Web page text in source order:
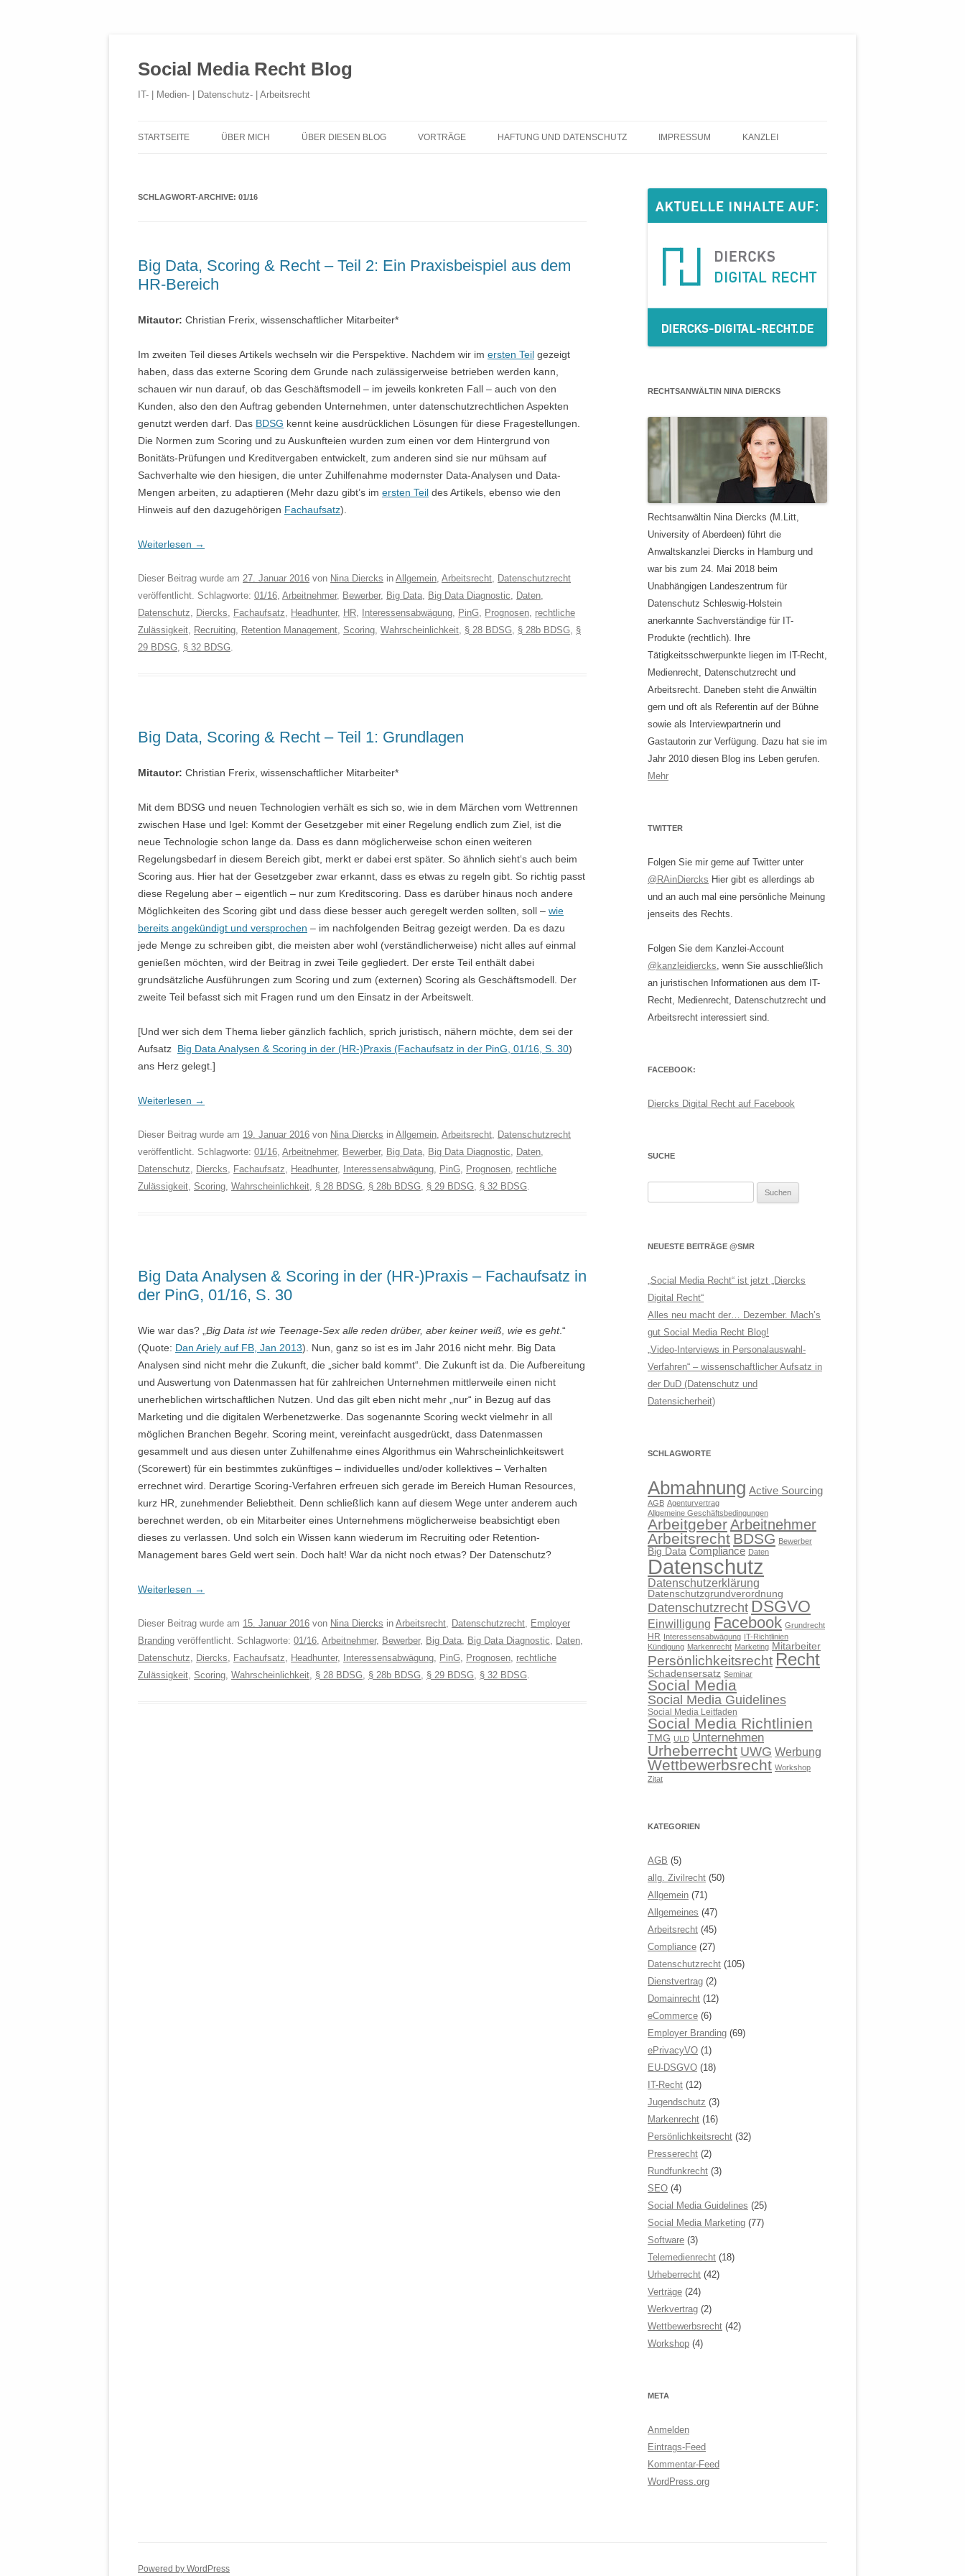
Social Media Recht Blog
IT- | Medien- | Datenschutz- | Arbeitsrecht
Inhalt
STARTSEITE ÜBER MICH ÜBER DIESEN BLOG VORTRÄGE HAFTUNG UND DATENSCHUTZ IMPRESSUM KANZLEI
SCHLAGWORT-ARCHIVE: 01/16
Big Data, Scoring & Recht – Teil 2: Ein Praxisbeispiel aus dem
HR-Bereich
Mitautor: Christian Frerix, wissenschaftlicher Mitarbeiter*
Im zweiten Teil dieses Artikels wechseln wir die Perspektive. Nachdem wir im ersten Teil gezeigt
haben, dass das externe Scoring dem Grunde nach zulässigerweise betrieben werden kann,
schauen wir nun darauf, ob das Geschäftsmodell – im jeweils konkreten Fall – auch von den
Kunden, also den den Auftrag gebenden Unternehmen, unter datenschutzrechtlichen Aspekten
genutzt werden darf. Das BDSG kennt keine ausdrücklichen Lösungen für diese Fragestellungen.
Die Normen zum Scoring und zu Auskunfteien wurden zum einen vor dem Hintergrund von
Bonitäts-Prüfungen und Kreditvergaben entwickelt, zum anderen sind sie nur mühsam auf
Sachverhalte wie den hiesigen, die unter Zuhilfenahme modernster Data-Analysen und Data-
Mengen arbeiten, zu adaptieren (Mehr dazu gibt’s im ersten Teil des Artikels, ebenso wie den
Hinweis auf den dazugehörigen Fachaufsatz).
Weiterlesen →
Dieser Beitrag wurde am 27. Januar 2016 von Nina Diercks in Allgemein, Arbeitsrecht, Datenschutzrecht
veröffentlicht. Schlagworte: 01/16, Arbeitnehmer, Bewerber, Big Data, Big Data Diagnostic, Daten,
Datenschutz, Diercks, Fachaufsatz, Headhunter, HR, Interessensabwägung, PinG, Prognosen, rechtliche
Zulässigkeit, Recruiting, Retention Management, Scoring, Wahrscheinlichkeit, § 28 BDSG, § 28b BDSG, §
29 BDSG, § 32 BDSG.
Big Data, Scoring & Recht – Teil 1: Grundlagen
Mitautor: Christian Frerix, wissenschaftlicher Mitarbeiter*
Mit dem BDSG und neuen Technologien verhält es sich so, wie in dem Märchen vom Wettrennen
zwischen Hase und Igel: Kommt der Gesetzgeber mit einer Regelung endlich zum Ziel, ist die
neue Technologie schon lange da. Dass es dann möglicherweise schon einen weiteren
Regelungsbedarf in diesem Bereich gibt, merkt er dabei erst später. So ähnlich sieht‘s auch beim
Scoring aus. Hier hat der Gesetzgeber zwar erkannt, dass es etwas zu regeln gibt. So richtig passt
diese Regelung aber – eigentlich – nur zum Kreditscoring. Dass es darüber hinaus noch andere
Möglichkeiten des Scoring gibt und dass diese besser auch geregelt werden sollten, soll – wie
bereits angekündigt und versprochen – im nachfolgenden Beitrag gezeigt werden. Da es dazu
jede Menge zu schreiben gibt, die meisten aber wohl (verständlicherweise) nicht alles auf einmal
genießen möchten, wird der Beitrag in zwei Teile gegliedert. Der erste Teil enthält dabei
grundsätzliche Ausführungen zum Scoring und zum (externen) Scoring als Geschäftsmodell. Der
zweite Teil befasst sich mit Fragen rund um den Einsatz in der Arbeitswelt.
[Und wer sich dem Thema lieber gänzlich fachlich, sprich juristisch, nähern möchte, dem sei der
Aufsatz Big Data Analysen & Scoring in der (HR-)Praxis (Fachaufsatz in der PinG, 01/16, S. 30)
ans Herz gelegt.]
Weiterlesen →
Dieser Beitrag wurde am 19. Januar 2016 von Nina Diercks in Allgemein, Arbeitsrecht, Datenschutzrecht
veröffentlicht. Schlagworte: 01/16, Arbeitnehmer, Bewerber, Big Data, Big Data Diagnostic, Daten,
Datenschutz, Diercks, Fachaufsatz, Headhunter, Interessensabwägung, PinG, Prognosen, rechtliche
Zulässigkeit, Scoring, Wahrscheinlichkeit, § 28 BDSG, § 28b BDSG, § 29 BDSG, § 32 BDSG.
Big Data Analysen & Scoring in der (HR-)Praxis – Fachaufsatz in
der PinG, 01/16, S. 30
Wie war das? „ Big Data ist wie Teenage-Sex alle reden drüber, aber keiner weiß, wie es geht.“
(Quote: Dan Ariely auf FB, Jan 2013). Nun, ganz so ist es im Jahr 2016 nicht mehr. Big Data
Analysen sind nicht mehr die Zukunft, die „sicher bald kommt“. Die Zukunft ist da. Die Aufbereitung
und Auswertung von Datenmassen hat für zahlreichen Unternehmen mittlerweile einen nicht
unerheblichen wirtschaftlichen Nutzen. Und das gilt eben nicht mehr „nur“ in Bezug auf das
Marketing und die digitalen Werbenetzwerke. Das sogenannte Scoring weckt vielmehr in all
möglichen Branchen Begehr. Scoring meint, vereinfacht ausgedrückt, dass Datenmassen
gesammelt und aus diesen unter Zuhilfenahme eines Algorithmus ein Wahrscheinlichkeitswert
(Scorewert) für ein bestimmtes zukünftiges – individuelles und/oder kollektives – Verhalten
errechnet wird. Derartige Scoring-Verfahren erfreuen sich gerade im Bereich Human Resources,
kurz HR, zunehmender Beliebtheit. Denn schließlich kann auf diesem Wege unter anderem auch
berechnet werden, ob ein Mitarbeiter eines Unternehmens möglicherweise beabsichtigt eben
dieses zu verlassen. Und solch ein Wissen kann wiederum im Recruiting oder Retention-
Management bares Geld wert sein. Doch halt! War da nicht noch etwas? Der Datenschutz?
Weiterlesen →
Dieser Beitrag wurde am 15. Januar 2016 von Nina Diercks in Arbeitsrecht, Datenschutzrecht, Employer
Branding veröffentlicht. Schlagworte: 01/16, Arbeitnehmer, Bewerber, Big Data, Big Data Diagnostic, Daten,
Datenschutz, Diercks, Fachaufsatz, Headhunter, Interessensabwägung, PinG, Prognosen, rechtliche
Zulässigkeit, Scoring, Wahrscheinlichkeit, § 28 BDSG, § 28b BDSG, § 29 BDSG, § 32 BDSG.
RECHTSANWÄLTIN NINA DIERCKS
Rechtsanwältin Nina Diercks (M.Litt,
University of Aberdeen) führt die
Anwaltskanzlei Diercks in Hamburg und
war bis zum 24. Mai 2018 beim
Unabhängigen Landeszentrum für
Datenschutz Schleswig-Holstein
anerkannte Sachverständige für IT-
Produkte (rechtlich). Ihre
Tätigkeitsschwerpunkte liegen im IT-Recht,
Medienrecht, Datenschutzrecht und
Arbeitsrecht. Daneben steht die Anwältin
gern und oft als Referentin auf der Bühne
sowie als Interviewpartnerin und
Gastautorin zur Verfügung. Dazu hat sie im
Jahr 2010 diesen Blog ins Leben gerufen.
Mehr
TWITTER
Folgen Sie mir gerne auf Twitter unter
@RAinDiercks Hier gibt es allerdings ab
und an auch mal eine persönliche Meinung
jenseits des Rechts.
Folgen Sie dem Kanzlei-Account
@kanzleidiercks, wenn Sie ausschließlich
an juristischen Informationen aus dem IT-
Recht, Medienrecht, Datenschutzrecht und
Arbeitsrecht interessiert sind.
FACEBOOK:
Diercks Digital Recht auf Facebook
SUCHE
NEUESTE BEITRÄGE @SMR
„Social Media Recht“ ist jetzt „Diercks
Digital Recht“
Alles neu macht der… Dezember. Mach’s
gut Social Media Recht Blog!
„Video-Interviews in Personalauswahl-
Verfahren“ – wissenschaftlicher Aufsatz in
der DuD (Datenschutz und
Datensicherheit)
SCHLAGWORTE
Abmahnung Active Sourcing
AGB Agenturvertrag
Allgemeine Geschäftsbedingungen
ArbeitgeberArbeitnehmer
Arbeitsrecht BDSG Bewerber
Big Data Compliance Daten
Datenschutz
Datenschutzerklärung
Datenschutzgrundverordnung
Datenschutzrecht DSGVO
Einwilligung Facebook Grundrecht
HR Interessensabwägung IT-Richtlinien
Kündigung Markenrecht Marketing Mitarbeiter
Persönlichkeitsrecht Recht
Schadensersatz Seminar
Social Media
Social Media Guidelines
Social Media Leitfaden
Social Media Richtlinien
TMG ULD Unternehmen
Urheberrecht UWG Werbung
Wettbewerbsrecht Workshop
Zitat
KATEGORIEN
AGB (5)
allg. Zivilrecht (50)
Allgemein (71)
Allgemeines (47)
Arbeitsrecht (45)
Compliance (27)
Datenschutzrecht (105)
Dienstvertrag (2)
Domainrecht (12)
eCommerce (6)
Employer Branding (69)
ePrivacyVO (1)
EU-DSGVO (18)
IT-Recht (12)
Jugendschutz (3)
Markenrecht (16)
Persönlichkeitsrecht (32)
Presserecht (2)
Rundfunkrecht (3)
SEO (4)
Social Media Guidelines (25)
Social Media Marketing (77)
Software (3)
Telemedienrecht (18)
Urheberrecht (42)
Verträge (24)
Werkvertrag (2)
Wettbewerbsrecht (42)
Workshop (4)
META
Anmelden
Eintrags-Feed
Kommentar-Feed
WordPress.org
Powered by WordPress